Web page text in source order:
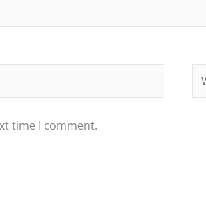
time I comment.